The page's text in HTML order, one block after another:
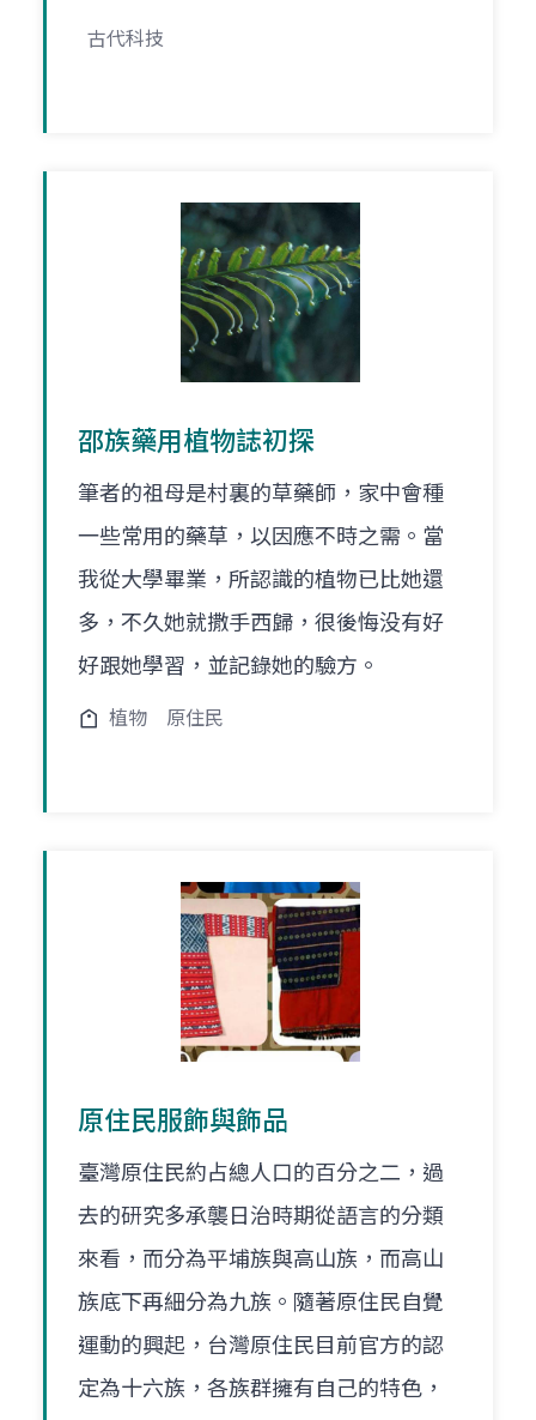
古代科技
邵族藥用植物誌初探
筆者的祖母是村裏的草藥師，家中會種
一些常用的藥草，以因應不時之需。當
我從大學畢業，所認識的植物已比她還
多，不久她就撒手西歸，很後悔没有好
好跟她學習，並記錄她的驗方。
植物 原住民
原住民服飾與飾品
臺灣原住民約占總人口的百分之二，過
去的研究多承襲日治時期從語言的分類
來看，而分為平埔族與高山族，而高山
族底下再細分為九族。隨著原住民自覺
運動的興起，台灣原住民目前官方的認
定為十六族，各族群擁有自己的特色，